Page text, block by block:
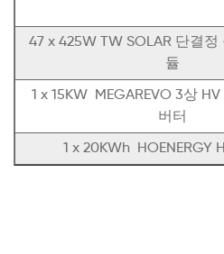
47 x 425W TW SOLAR 단결정
듈
1 x 15KW MEGAREVO 3상
버터
1 x 20KWh HOENERGY